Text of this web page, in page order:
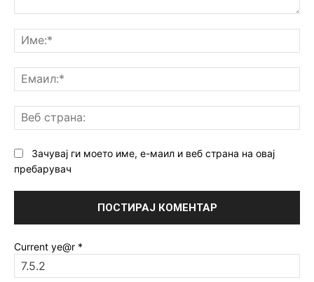
Зачувај ги моето име, е-маил и веб страна на овај
пребарувач
Current ye@r *